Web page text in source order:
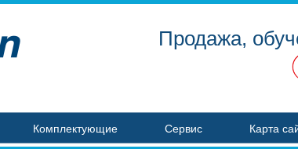
Продажа,
Комплектующие Сервис Карта